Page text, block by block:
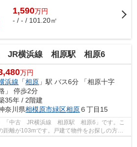
1,590万円
- / - / 101.20㎡
JR横浜線 相原駅 相原6
万円
浜線 「相原 」駅 バス6分 「相原十字
」 停歩2分
35年 / 2階建
奈川県相模原市緑区相原６丁目15
「中古 JR横浜線 相原駅 相原6」です。こ
距離が103mです。戸建て物件をお探しの方
物件はいかがで...